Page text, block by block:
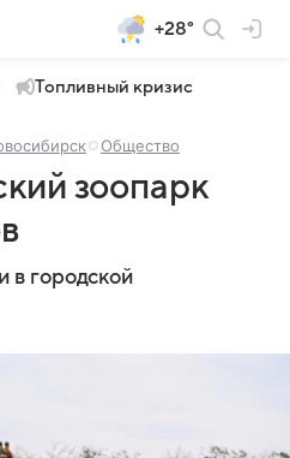
+28°
Топливный кризис
Общество
зоопарк
в городской